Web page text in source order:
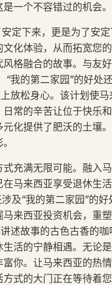
一个不容错过的机会。
定下来，更是为了安定
化体验，从而拓宽您
格融合的故事。与友
我的第二家园”的好处
放松身心。该计划使
常的辛苦让位于快乐
化提供了肥沃的土壤
充满无限可能。融入
马来西亚享受退休生
及“我的第二家园”的
来西亚投资机会，重
述故事的古色古香的
活的宁静相遇。无论
你。让马来西亚的热
式的大门正在等待着您